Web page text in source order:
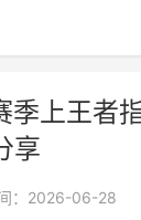
季上王者
享
：2026-06-28